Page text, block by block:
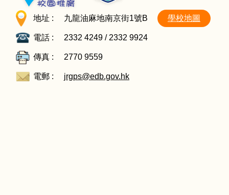
地址 : 九龍油麻地南京街1號B 學校地圖
電話 : 2332 4249 / 2332 9924
傳真 : 2770 9559
電郵 : jrgps@edb.gov.hk